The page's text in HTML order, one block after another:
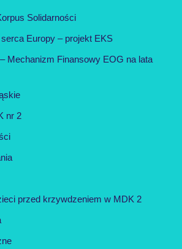
Solidarności
serca Europy – projekt EKS
Mechanizm Finansowy EOG na lata
nr 2
przed krzywdzeniem w MDK 2